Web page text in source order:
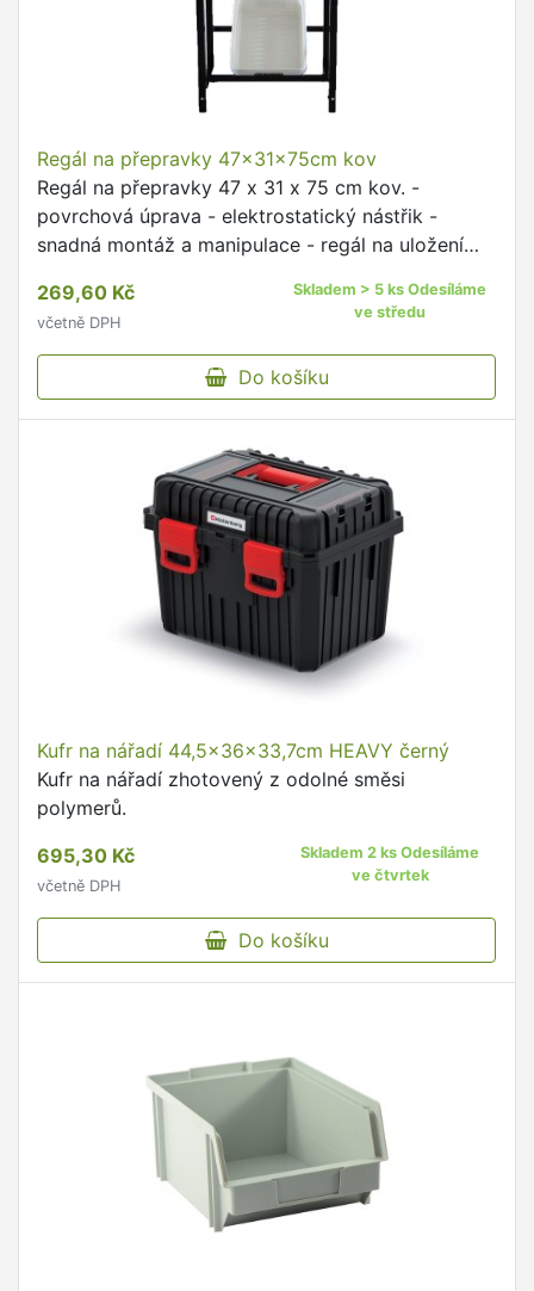
Regál na přepravky 47x31x75cm kov
Regál na přepravky 47 x 31 x 75 cm kov. -
povrchová úprava - elektrostatický nástřik -
snadná montáž a manipulace - regál na uložení
ovoce a zeleniny nebo …
269,60 Kč
včetně DPH
Skladem > 5 ks Odesíláme
ve středu
Do košíku
Kufr na nářadí 44,5x36x33,7cm HEAVY černý
Kufr na nářadí zhotovený z odolné směsi
polymerů.
695,30 Kč
včetně DPH
Skladem 2 ks Odesíláme
ve čtvrtek
Do košíku